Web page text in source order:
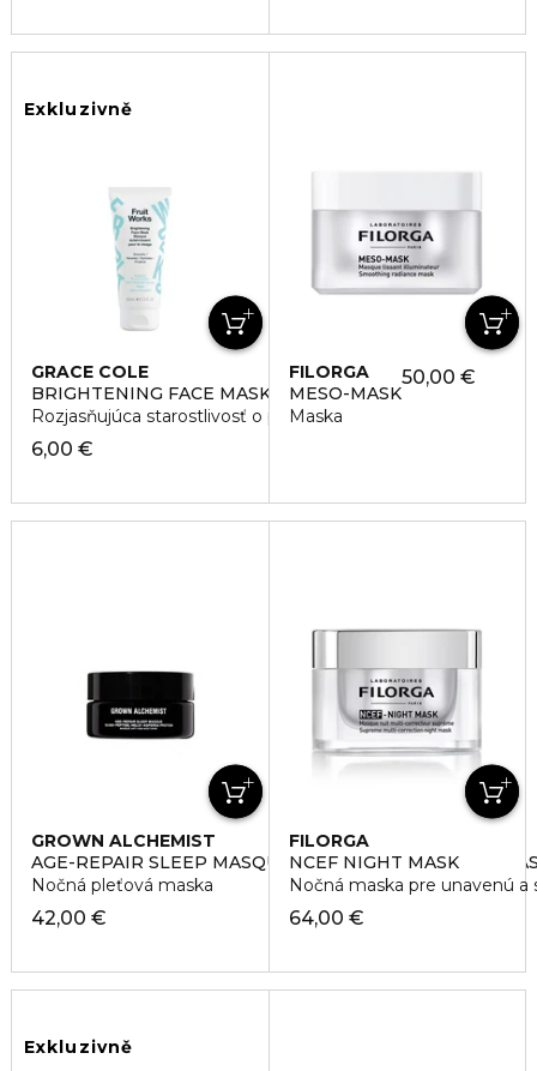
Exkluzivně
GRACE COLE
BRIGHTENING FACE MASK
Rozjasňujúca starostlivosť o pleť
6,00 €
FILORGA
MESO-MASK
Maska
50,00 €
GROWN ALCHEMIST
AGE-REPAIR SLEEP MASQUE, OLIGO-PEPTIDE, HELIX-
Nočná pleťová maska
42,00 €
FILORGA
NCEF NIGHT MASK
Nočná maska pre unavenú a
64,00 €
Exkluzivně